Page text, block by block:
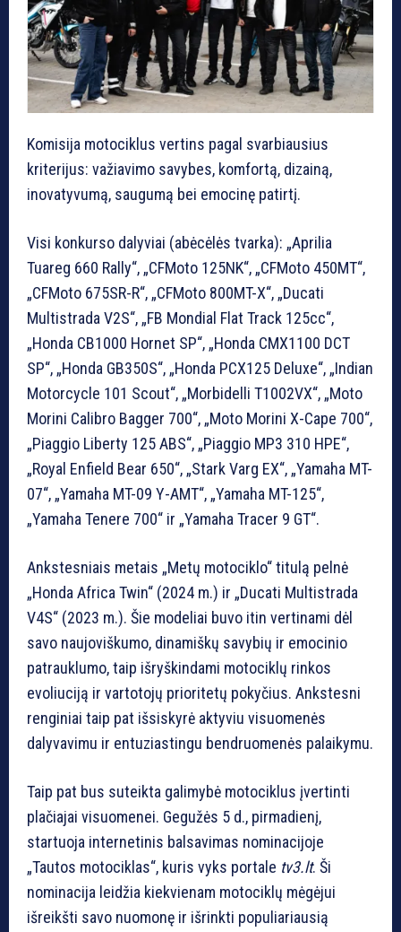
Komisija motociklus vertins pagal svarbiausius
kriterijus: važiavimo savybes, komfortą, dizainą,
inovatyvumą, saugumą bei emocinę patirtį.
Visi konkurso dalyviai (abėcėlės tvarka): „Aprilia
Tuareg 660 Rally“, „CFMoto 125NK“, „CFMoto 450MT“,
„CFMoto 675SR-R“, „CFMoto 800MT-X“, „Ducati
Multistrada V2S“, „FB Mondial Flat Track 125cc“,
„Honda CB1000 Hornet SP“, „Honda CMX1100 DCT
SP“, „Honda GB350S“, „Honda PCX125 Deluxe“, „Indian
Motorcycle 101 Scout“, „Morbidelli T1002VX“, „Moto
Morini Calibro Bagger 700“, „Moto Morini X-Cape 700“,
„Piaggio Liberty 125 ABS“, „Piaggio MP3 310 HPE“,
„Royal Enfield Bear 650­“, „Stark Varg EX“, „Yamaha MT-
07“, „Yamaha MT-09 Y-AMT“, „Yamaha MT-125“,
„Yamaha Tenere 700“ ir „Yamaha Tracer 9 GT“.
Ankstesniais metais „Metų motociklo“ titulą pelnė
„Honda Africa Twin“ (2024 m.) ir „Ducati Multistrada
V4S“ (2023 m.). Šie modeliai buvo itin vertinami dėl
savo naujoviškumo, dinamiškų savybių ir emocinio
patrauklumo, taip išryškindami motociklų rinkos
evoliuciją ir vartotojų prioritetų pokyčius. Ankstesni
renginiai taip pat išsiskyrė aktyviu visuomenės
dalyvavimu ir entuziastingu bendruomenės palaikymu.
Taip pat bus suteikta galimybė motociklus įvertinti
plačiajai visuomenei. Gegužės 5 d., pirmadienį,
startuoja internetinis balsavimas nominacijoje
„Tautos motociklas“, kuris vyks portale tv3.lt. Ši
nominacija leidžia kiekvienam motociklų mėgėjui
išreikšti savo nuomonę ir išrinkti populiariausią